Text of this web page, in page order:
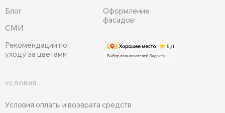
УСЛОВИЯ
Блог
СМИ
Рекомендации по
уходу за цветами
Условия оплаты и возврата средств
Оформление
фасадов